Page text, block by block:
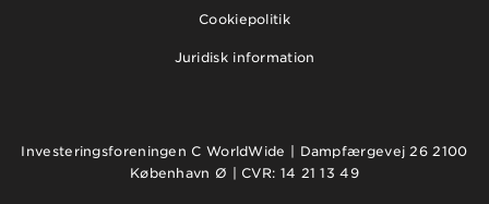
Cookiepolitik
Juridisk information
Investeringsforeningen C WorldWide | Dampfærgevej 26 2100
København Ø | CVR: 14 21 13 49